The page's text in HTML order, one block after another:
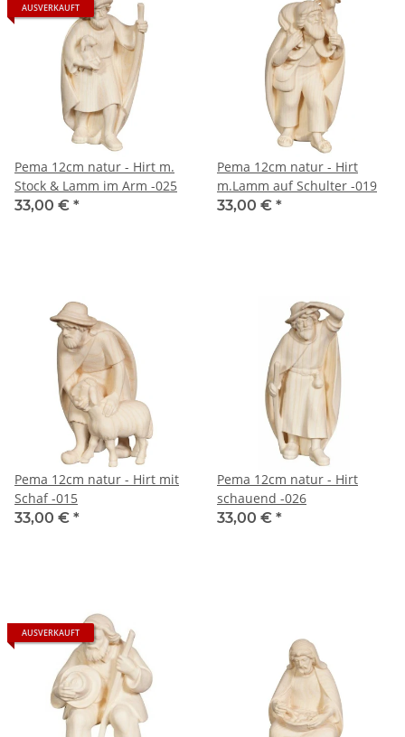
AUSVERKAUFT
Pema 12cm natur - Hirt m.
Stock & Lamm im Arm -025
33,00 € *
Pema 12cm natur - Hirt
m.Lamm auf Schulter -019
33,00 € *
Pema 12cm natur - Hirt mit
Schaf -015
33,00 € *
Pema 12cm natur - Hirt
schauend -026
33,00 € *
AUSVERKAUFT